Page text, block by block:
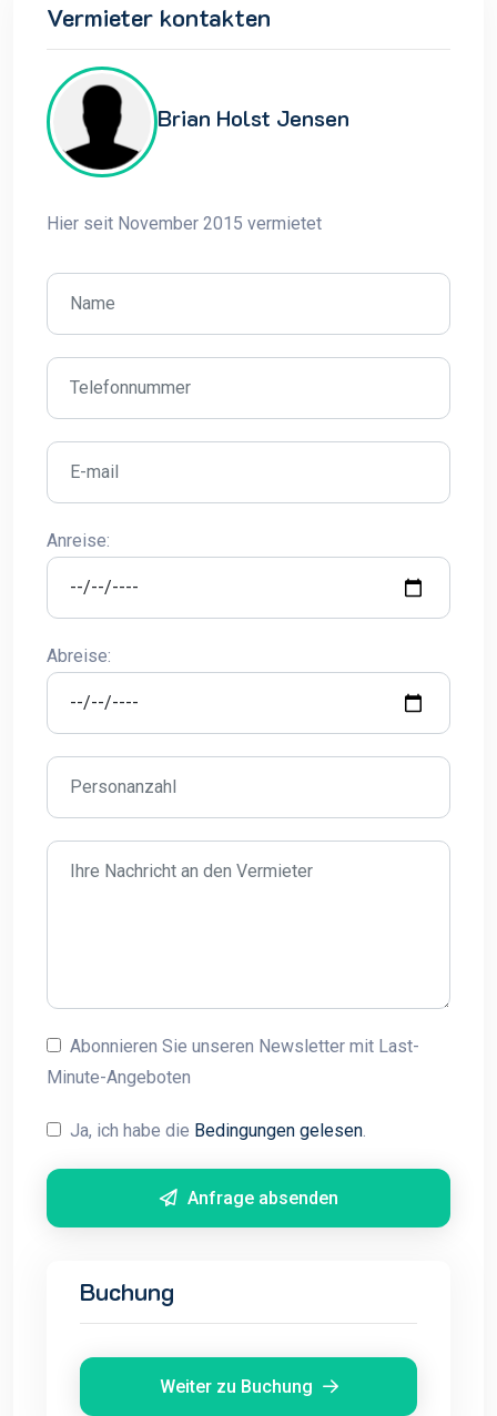
Vermieter kontakten
Brian Holst Jensen
Hier seit November 2015 vermietet
Anreise:
Abreise:
Abonnieren Sie unseren Newsletter mit Last-
Minute-Angeboten
Ja, ich habe die Bedingungen gelesen.
Anfrage absenden
Buchung
Weiter zu Buchung